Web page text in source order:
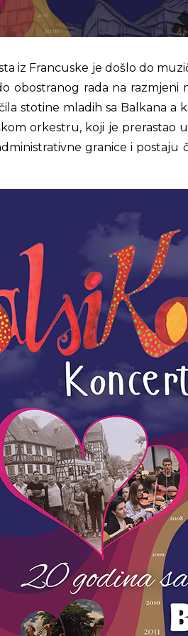
iz Francuske je došlo do
obostranog rada na
stotine mladih sa Balkana a
orkestru, koji je prerastao
granice i postaju